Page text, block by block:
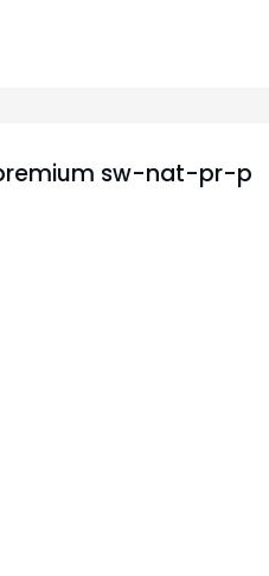
sw-nat-pr-p